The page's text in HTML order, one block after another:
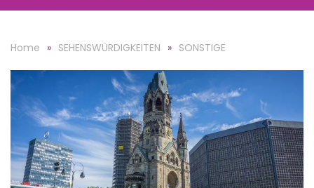
Home SEHENSWÜRDIGKEITEN SONSTIGE